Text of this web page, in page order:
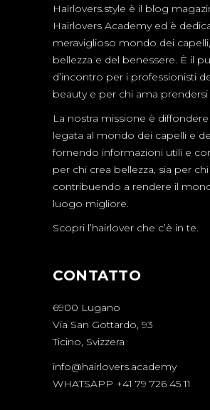
Hairlovers.style è il blog
Hairlovers Academy ed è
meraviglioso mondo dei
bellezza e del benessere. È il
d’incontro per i professionisti
beauty e per chi ama prendersi
La nostra missione è diffondere
legata al mondo dei capelli e
fornendo informazioni utili e
per chi crea bellezza, sia per chi
contribuendo a rendere il
luogo migliore.
Scopri l’hairlover che c’è in te.
CONTATTO
6900 Lugano
Via San Gottardo, 93
Ticino, Svizzera
info@hairlovers.academy
WHATSAPP +41 79 726 45 11